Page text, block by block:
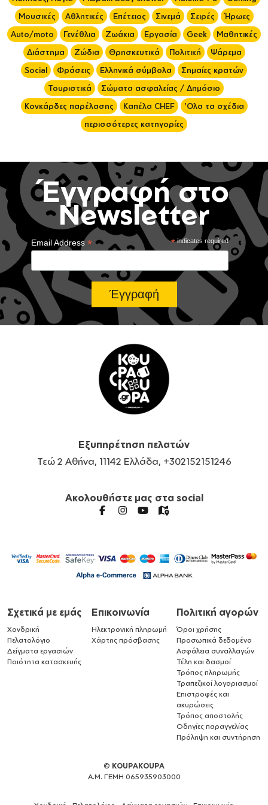
Μουσικές
Αθλητικές Επέτειος Σινεμά Σειρές
Ήρωες
Auto/moto
Γενέθλια Ζωάκια Εργασία Geek
Μαθητικές
Διάστημα
Ζώδια Θρησκευτικά Πολιτική
Ψάρεμα
Social
Φράσεις Ελληνικά σύμβολα
Σημαίες κρατών
Τουριστικά
Σώματα ασφαλείας / Δημόσιο
Κονκάρδες παρέλασης
Καπέλα CHEF
'Ολα τα σχέδια
περισσότερες κατηγορίες
Έγγραφή στο
Newsletter
*indicates required
Email Address*
Εξυπηρέτηση πελατών
Τεώ 2 Αθήνα, 11142 Ελλάδα, +302152151246
Ακολουθήστε μας στα social
Σχετικά με εμάς
Χονδρική
Πελατολόγιο
Δείγματα εργασιών
Ποιότητα κατασκευής
Επικοινωνία
Ηλεκτρονική πληρωμή
Χάρτης πρόσβασης
Πολιτική αγορών
Όροι χρήσης
Προσωπικά δεδομένα
Ασφάλεια συναλλαγών
Τέλη και δασμοί
Τρόπος πληρωμής
Τραπεζικοί λογαριασμοί
Επιστροφές και
ακυρώσεις
Τρόπος αποστολής
Οδηγίες παραγγελίας
Πρόληψη και συντήρηση
© KOUPAKOUPA
Α.Μ. ΓΕΜΗ 065935903000